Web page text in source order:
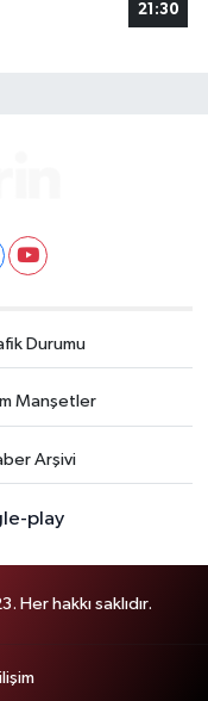
21:30
Durumu
Manşetler
Arşivi
hakkı saklıdır.